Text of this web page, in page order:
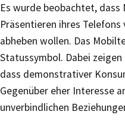
Es wurde beobachtet, dass
Präsentieren ihres
abheben wollen. Das
Statussymbol. Dabei
dass demonstrativer
Gegenüber eher Interesse
unverbindlichen